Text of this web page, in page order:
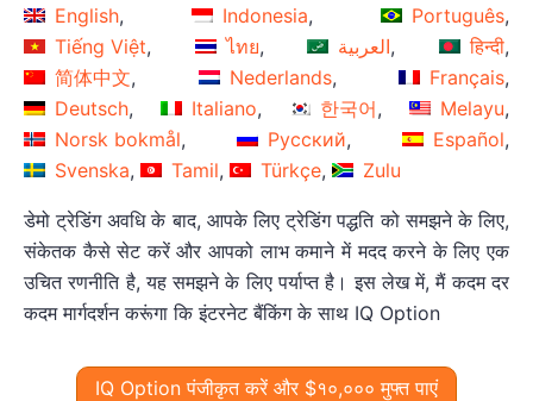
English Indonesia
Português
Tiếng Việt
ไทย العربية
हिन्दी
简体中文
Nederlands
Français
Deutsch
Italiano 한국어
Melayu
Norsk bokmål
Русский
Español
Svenska
Tamil Türkçe Zulu
डेमो ट्रेडिंग अवधि के बाद, आपके लिए ट्रेडिंग पद्धति को समझने के लिए,
संकेतक कैसे सेट करें और आपको लाभ कमाने में मदद करने के लिए एक
उचित रणनीति है, यह समझने के लिए पर्याप्त है। इस लेख में, मैं कदम दर
कदम मार्गदर्शन करूंगा कि इंटरनेट बैंकिंग के साथ IQ Option
IQ Option पंजीकृत करें और $१०,००० मुफ्त पाएं